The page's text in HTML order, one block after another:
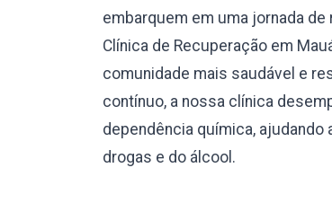
embarquem em uma jornada
Clínica de Recuperação em
comunidade mais saudável e
contínuo, a nossa clínica
dependência química,
drogas e do álcool.